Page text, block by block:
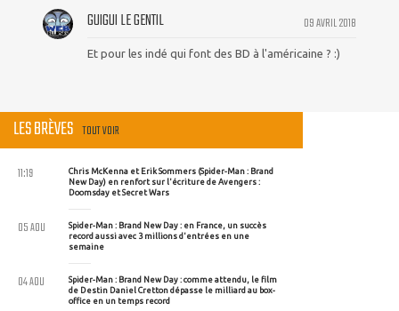
09 AVRIL 2018
GUIGUI LE GENTIL
Et pour les indé qui font des BD à l'américaine ? :)
LES BRÈVES TOUT VOIR
Chris McKenna et Erik Sommers (Spider-Man : Brand
New Day) en renfort sur l'écriture de Avengers :
Doomsday et Secret Wars
11:19
Spider-Man : Brand New Day : en France, un succès
record aussi avec 3 millions d'entrées en une
semaine
05 AOU
Spider-Man : Brand New Day : comme attendu, le film
de Destin Daniel Cretton dépasse le milliard au box-
office en un temps record
04 AOU